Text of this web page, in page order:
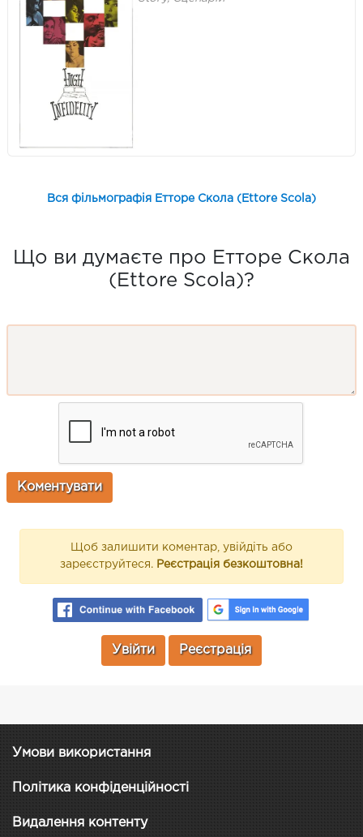
Вся фільмографія Етторе Скола (Ettore Scola)
Що ви думаєте про Етторе Скола
(Ettore Scola)?
Щоб залишити коментар, увійдіть або
зареєструйтеся. Реєстрація безкоштовна!
Увійти Реєстрація
Умови використання
Політика конфіденційності
Видалення контенту